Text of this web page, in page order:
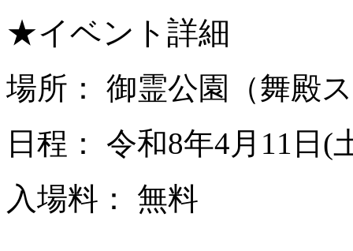
★イベント詳細
場所： 御霊公園（舞殿
日程： 令和8年4月11日(
入場料： 無料